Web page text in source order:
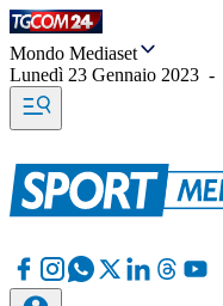
Mondo Mediaset
Lunedì 23 Gennaio 2023 -